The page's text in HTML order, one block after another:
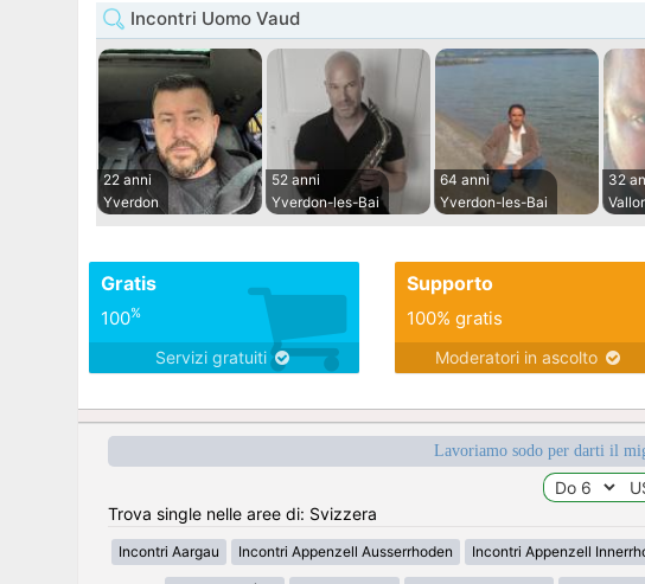
Incontri Uomo Vaud
22 anni
Yverdon
52 anni
Yverdon-les-Bai
64 anni
Yverdon-les-Bai
32
Gratis
100%
Servizi gratuiti
Supporto
100% gratis
Moderatori in ascolto
Lavoriamo sodo per darti il
Trova single nelle aree di: Svizzera
Incontri Aargau Incontri Appenzell Ausserrhoden Incontri Appenzell